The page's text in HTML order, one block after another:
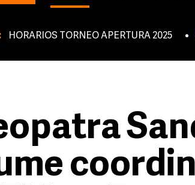
HORARIOS TORNEO APERTURA 2025